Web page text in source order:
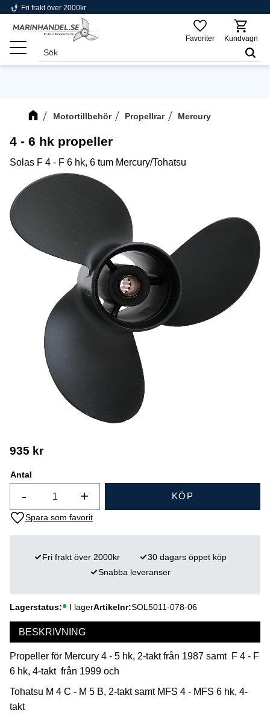
Meny
phishing Fri frakt över 2000kr
Favoriter Kundvagn
Motortillbehör Propellrar Mercury
4 - 6 hk propeller
Solas F 4 - F 6 hk, 6 tum Mercury/Tohatsu
935 kr
Antal
+
- KÖP
Lägg till i favoriter
Lagerstatus I lagerArtikelnr SOL5011-078-06
Fri frakt över 2000kr
30 dagars öppet köp
Snabba leveranser
BESKRIVNING
Propeller för Mercury 4 - 5 hk, 2-takt från 1987 samt F 4 - F
6 hk, 4-takt från 1999 och
Tohatsu M 4 C - M 5 B, 2-takt samt MFS 4 - MFS 6 hk, 4-
takt